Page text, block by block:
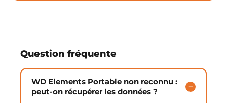
Question fréquente
WD Elements Portable non reconnu :
peut-on récupérer les données ?